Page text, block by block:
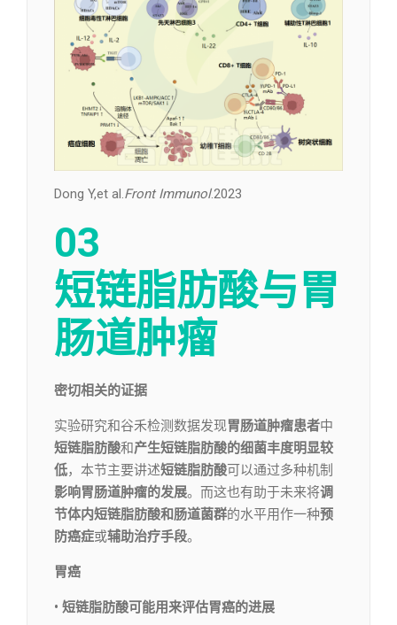
Dong Y,et al.Front Immunol.2023
03
短链脂肪酸与胃
肠道肿瘤
密切相关的证据
实验研究和谷禾检测数据发现胃肠道肿瘤患者中
短链脂肪酸和产生短链脂肪酸的细菌丰度明显较
低，本节主要讲述短链脂肪酸可以通过多种机制
影响胃肠道肿瘤的发展。而这也有助于未来将调
节体内短链脂肪酸和肠道菌群的水平用作一种预
防癌症或辅助治疗手段。
胃癌
• 短链脂肪酸可能用来评估胃癌的进展